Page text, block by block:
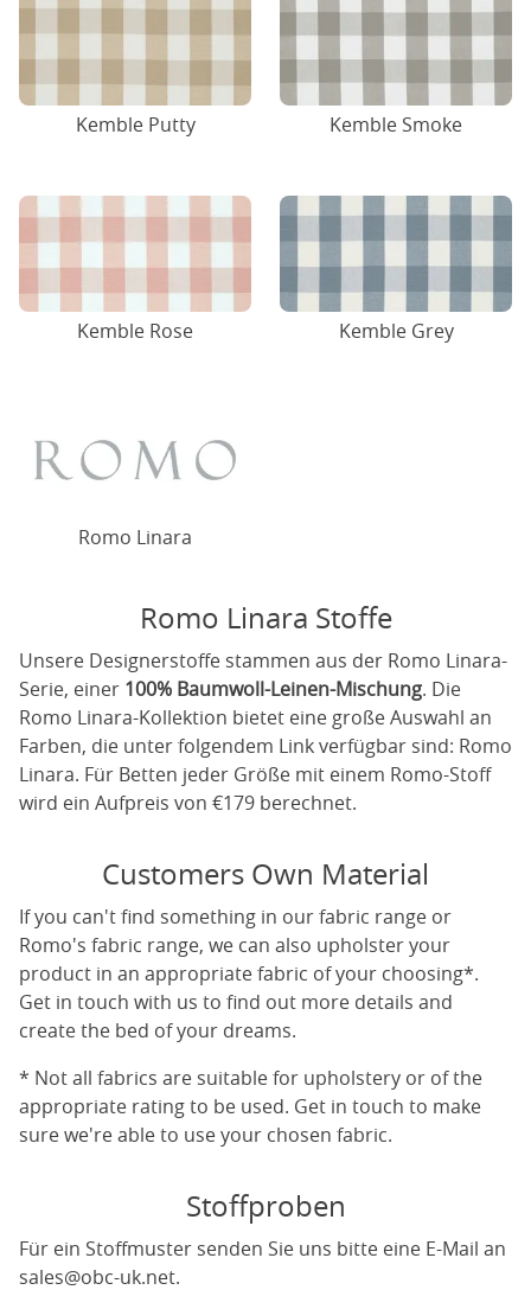
Kemble Putty Kemble Smoke
Kemble Rose Kemble Grey
Romo Linara
Romo Linara Stoffe
Unsere Designerstoffe stammen aus der Romo Linara-
Serie, einer 100% Baumwoll-Leinen-Mischung. Die
Romo Linara-Kollektion bietet eine große Auswahl an
Farben, die unter folgendem Link verfügbar sind: Romo
Linara. Für Betten jeder Größe mit einem Romo-Stoff
wird ein Aufpreis von €179 berechnet.
Customers Own Material
If you can't find something in our fabric range or
Romo's fabric range, we can also upholster your
product in an appropriate fabric of your choosing*.
Get in touch with us to find out more details and
create the bed of your dreams.
* Not all fabrics are suitable for upholstery or of the
appropriate rating to be used. Get in touch to make
sure we're able to use your chosen fabric.
Stoffproben
Für ein Stoffmuster senden Sie uns bitte eine E-Mail an
sales@obc-uk.net.